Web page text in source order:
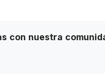
con nuestra